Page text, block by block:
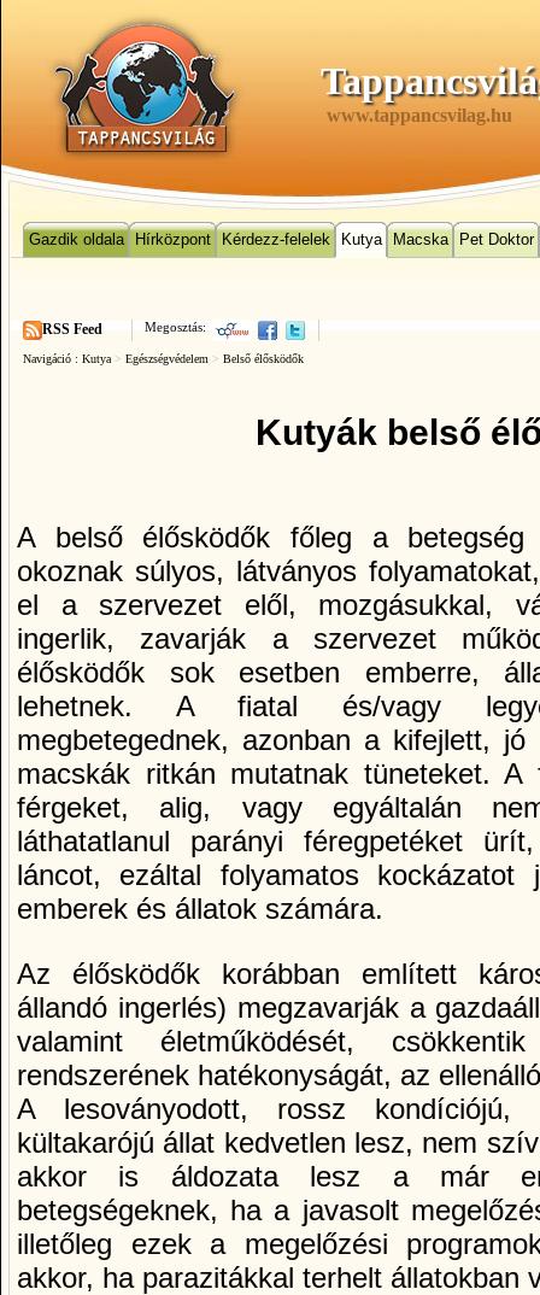
www.tappancsvilag.hu
Gazdik oldala Hírközpont Kérdezz-felelek Kutya Macska Pet Doktor
Megosztás:
RSS Feed
Navigáció : Kutya > Egészségvédelem > Belső élősködők
Kutyák belső
A belső élősködők főleg a betegség
okoznak súlyos, látványos
el a szervezet elől, mozgásukkal,
ingerlik, zavarják a szervezet
élősködők sok esetben emberre,
lehetnek. A fiatal és/vagy
megbetegednek, azonban a kifejlett,
macskák ritkán mutatnak tüneteket. A
férgeket, alig, vagy egyáltalán
láthatatlanul parányi féregpetéket
láncot, ezáltal folyamatos kockázatot
emberek és állatok számára.
Az élősködők korábban emlí­tett
állandó ingerlés) megzavarják a
valamint életműködését,
rendszerének hatékonyságát, az
A lesoványodott, rossz kondí­ciójú,
kültakarójú állat kedvetlen lesz, nem
akkor is áldozata lesz a már
betegségeknek, ha a javasolt
illetőleg ezek a megelőzési
akkor, ha parazitákkal terhelt állatokban